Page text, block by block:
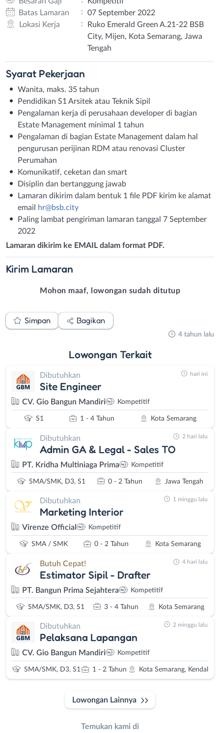
Batas Lamaran
:
07 September 2022
Lokasi Kerja
:
Ruko Emerald Green A.21-22 BSB
City, Mijen, Kota Semarang, Jawa
Tengah
Syarat Pekerjaan
Wanita, maks. 35 tahun
Pendidikan S1 Arsitek atau Teknik Sipil
Pengalaman kerja di perusahaan developer di bagian
Estate Management minimal 1 tahun
Pengalaman di bagian Estate Management dalam hal
pengurusan perijinan RDM atau renovasi Cluster
Perumahan
Komunikatif, ceketan dan smart
Disiplin dan bertanggung jawab
Lamaran dikirim dalam bentuk 1 file PDF kirim ke alamat
email hr@bsb.city
Paling lambat pengiriman lamaran tanggal 7 September
2022
Lamaran dikirim ke EMAIL dalam format PDF.
Kirim Lamaran
Mohon maaf, lowongan sudah ditutup
Simpan Bagikan
4 tahun lalu
Lowongan Terkait
Dibutuhkan
Site Engineer
CV. Gio Bangun Mandiri Kompetitif
S1 1 - 4 Tahun Kota Semarang
hari ini
Dibutuhkan
Admin GA & Legal - Sales TO
PT. Kridha Multiniaga Prima Kompetitif
SMA/SMK, D3, S1 0 - 2 Tahun Jawa Tengah
2 hari lalu
Dibutuhkan
Marketing Interior
Virenze Official Kompetitif
SMA / SMK 0 - 2 Tahun Kota Semarang
1 minggu lalu
Butuh Cepat!
Estimator Sipil - Drafter
PT. Bangun Prima Sejahtera Kompetitif
SMA/SMK, D3, S1 3 - 4 Tahun Kota Semarang
4 hari lalu
Dibutuhkan
Pelaksana Lapangan
CV. Gio Bangun Mandiri Kompetitif
SMA/SMK, D3, S1 1 - 2 Tahun Kota Semarang, Kendal
2 minggu lalu
Lowongan Lainnya
Temukan kami di